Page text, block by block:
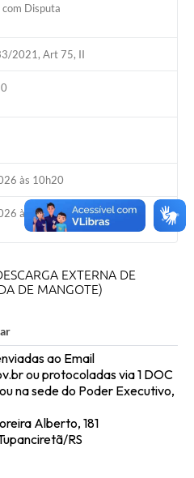
com Disputa
2021, Art 75, II
às 10h20
às 10h30
EXTERNA DE
DE MANGOTE)
ao Email
ou protocoladas via 1 DOC
na sede do Poder Executivo,
Alberto, 181
RS